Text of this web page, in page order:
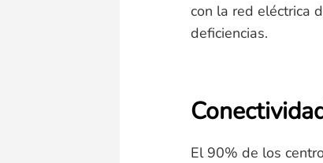
con la red eléctrica
deficiencias.
El 90% de los